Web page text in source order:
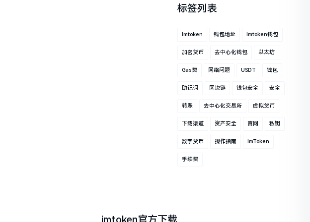
标签列表
Imtoken 钱包地址 Imtoken钱包
加密货币 去中心化钱包 以太坊
Gas费 网络问题 USDT 钱包
助记词 区块链 钱包安全 安全
转账 去中心化交易所 虚拟货币
下载渠道 资产安全 官网 私钥
数字货币 操作指南 ImToken
手续费